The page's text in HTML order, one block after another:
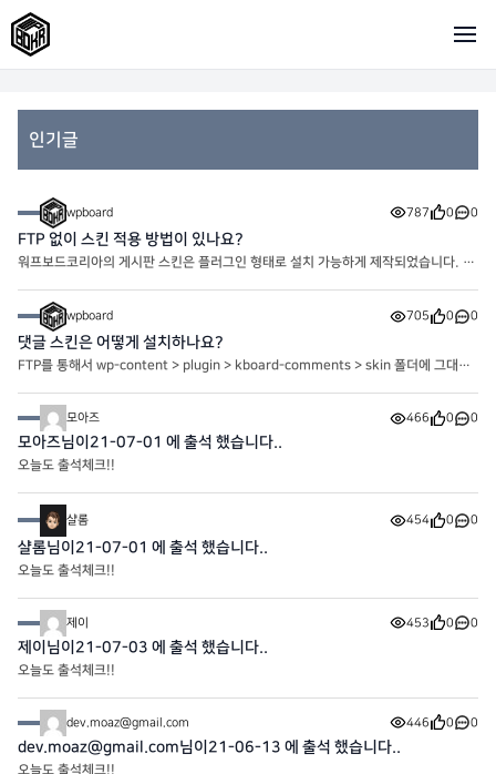
인기글
wpboard 787 0 0
FTP 없이 스킨 적용 방법이 있나요?
워프보드코리아의 게시판 스킨은 플러그인 형태로 설치 가능하게 제작되었습니다. FT
wpboard 705 0 0
댓글 스킨은 어떻게 설치하나요?
FTP를 통해서 wp-content > plugin > kboard-comments > skin 폴더에 그대로
모아즈 466 0 0
모아즈님이21-07-01 에 출석 했습니다..
오늘도 출석체크!!
샬롬 454 0 0
샬롬님이21-07-01 에 출석 했습니다..
오늘도 출석체크!!
제이 453 0 0
제이님이21-07-03 에 출석 했습니다..
오늘도 출석체크!!
dev.moaz@gmail.com 446 0 0
dev.moaz@gmail.com님이21-06-13 에 출석 했습니다..
오늘도 출석체크!!